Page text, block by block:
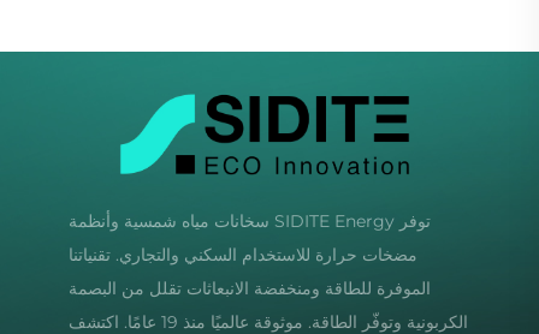
توفر SIDITE Energy سخانات مياه شمسية وأنظمة
مضخات حرارة للاستخدام السكني والتجاري. تقنياتنا
الموفرة للطاقة ومنخفضة الانبعاثات تقلل من البصمة
الكربونية وتوفّر الطاقة. موثوقة عالميًا منذ 19 عامًا. اكتشف